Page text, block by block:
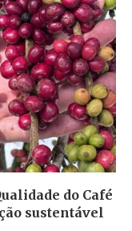
do Café
sustentável